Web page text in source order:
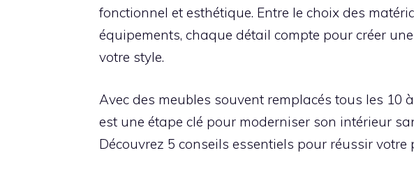
fonctionnel et esthétique. Entre le choix des
équipements, chaque détail compte pour créer
votre style.
Avec des meubles souvent remplacés tous les 10
est une étape clé pour moderniser son intérieur
Découvrez 5 conseils essentiels pour réussir votre